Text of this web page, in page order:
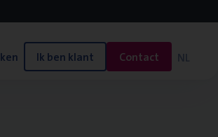
Ik ben klant Contact NL